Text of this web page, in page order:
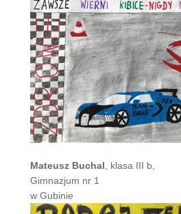
Mateusz Buchal , klasa III b,
Gimnazjum nr 1
w Gubinie